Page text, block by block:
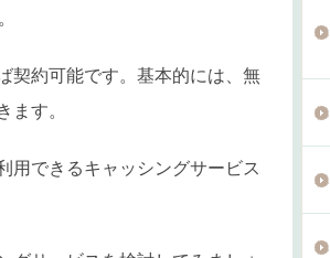
契約可能です。基本的には、無
ます。
用できるキャッシングサービス